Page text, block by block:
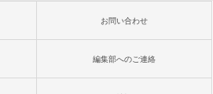
お問い合わせ
編集部へのご連絡